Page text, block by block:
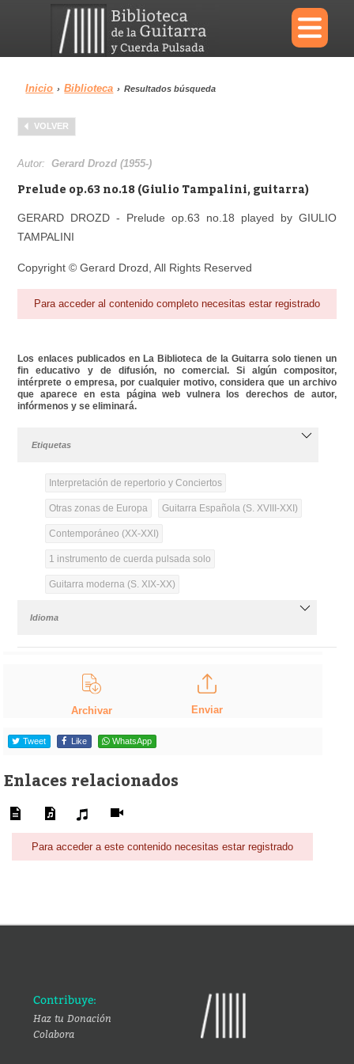
×
Menu
Biblioteca
Área personal
Inicio › Biblioteca › Resultados búsqueda
VOLVER
Autor:Gerard Drozd (1955-)
Prelude op.63 no.18 (Giulio Tampalini, guitarra)
GERARD DROZD - Prelude op.63 no.18 played by GIULIO
TAMPALINI
Copyright © Gerard Drozd, All Rights Reserved
Para acceder al contenido completo necesitas estar registrado
Los enlaces publicados en La Biblioteca de la Guitarra solo tienen un
fin educativo y de difusión, no comercial. Si algún compositor,
intérprete o empresa, por cualquier motivo, considera que un archivo
que aparece en esta página web vulnera los derechos de autor,
infórmenos y se eliminará.
Etiquetas
Interpretación de repertorio y Conciertos
Otras zonas de Europa Guitarra Española (S. XVIII-XXI)
Contemporáneo (XX-XXI)
1 instrumento de cuerda pulsada solo
Guitarra moderna (S. XIX-XX)
Idioma
Archivar Enviar
Tweet Like WhatsApp
Enlaces relacionados
Para acceder a este contenido necesitas estar registrado
Contribuye:
Haz tu Donación
Colabora